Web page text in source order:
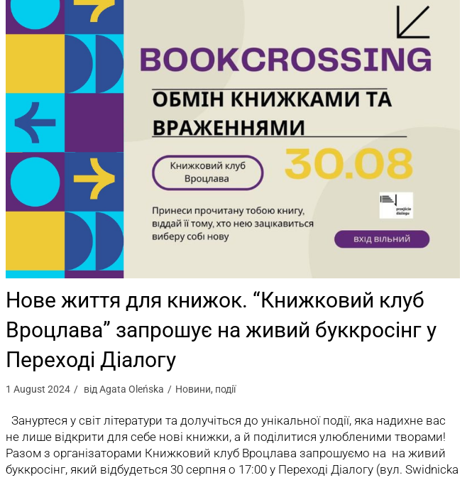
Нове життя для книжок. “Книжковий клуб
Вроцлава” запрошує на живий буккросінг у
Переході Діалогу
1 August 2024 відAgata Oleńska Новини, події
Зануртеся у світ літератури та долучіться до унікальної події, яка надихне вас
не лише відкрити для себе нові книжки, а й поділитися улюбленими творами!
Разом з організаторами Книжковий клуб Вроцлава запрошуємо на на живий
буккросінг, який відбудеться 30 серпня о 17:00 у Переході Діалогу (вул. Swidnicka